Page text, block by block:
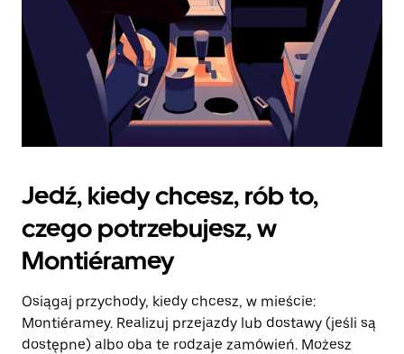
Jedź, kiedy chcesz, rób to,
czego potrzebujesz, w
Montiéramey
Osiągaj przychody, kiedy chcesz, w mieście:
Montiéramey. Realizuj przejazdy lub dostawy (jeśli są
dostępne) albo oba te rodzaje zamówień. Możesz